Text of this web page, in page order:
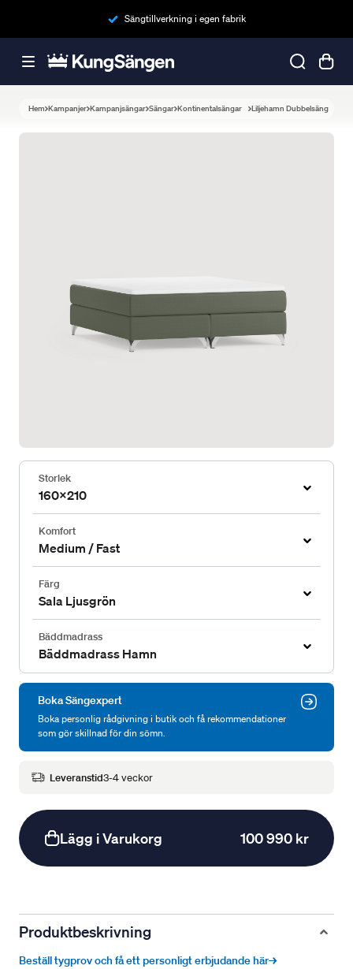
Sängtillverkning i egen fabrik
Hem Kampanjer Kampanjsängar Sängar Kontinentalsängar Liljehamn Dubbelsäng
Storlek
160x210
Komfort
Medium / Fast
Färg
Sala Ljusgrön
Bäddmadrass
Bäddmadrass Hamn
Boka Sängexpert
Boka personlig rådgivning i butik och få rekommendationer
som gör skillnad för din sömn.
Leveranstid3-4 veckor
Lägg i Varukorg 100 990 kr
Produktbeskrivning
Beställ tygprov och få ett personligt erbjudande här→